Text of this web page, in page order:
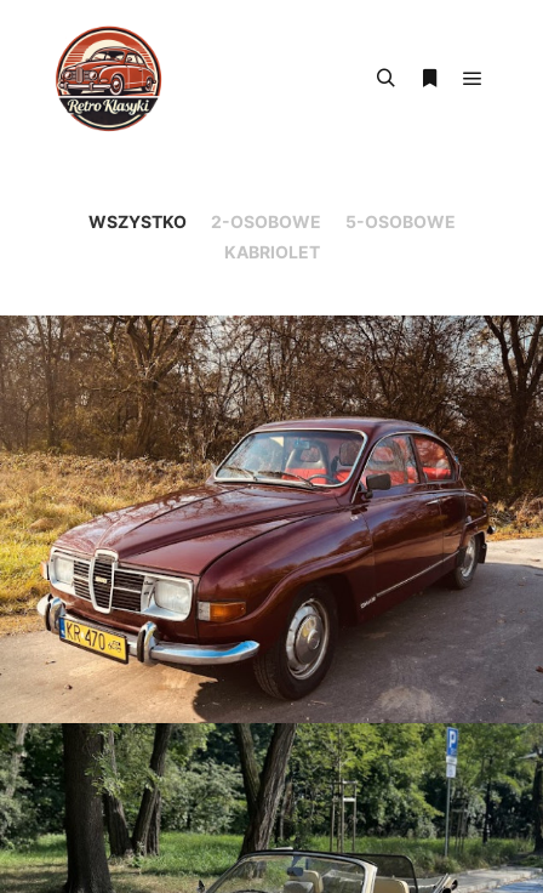
WSZYSTKO 2-OSOBOWE
5-OSOBOWE
KABRIOLET